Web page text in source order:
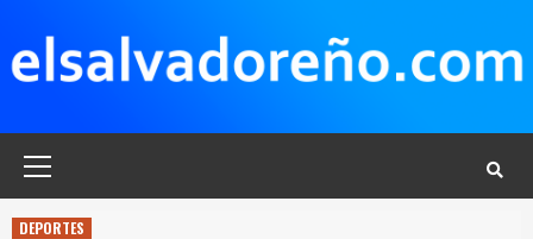
contenido
DEPORTES